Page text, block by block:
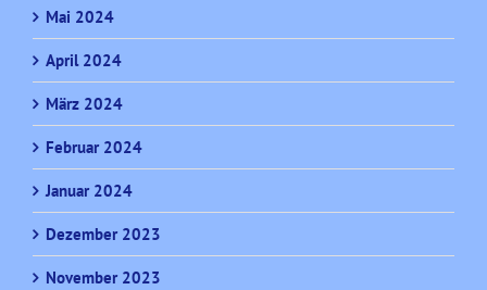
Mai 2024
April 2024
März 2024
Februar 2024
Januar 2024
Dezember 2023
November 2023